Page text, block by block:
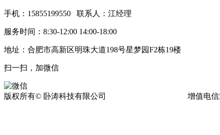
手机：15855199550 联系人：江经理
服务时间：8:30-12:00 14:00-18:00
地址：合肥市高新区明珠大道198号星梦园F2栋19楼
扫一扫，加微信
版权所有© 卧涛科技有限公司 增值电